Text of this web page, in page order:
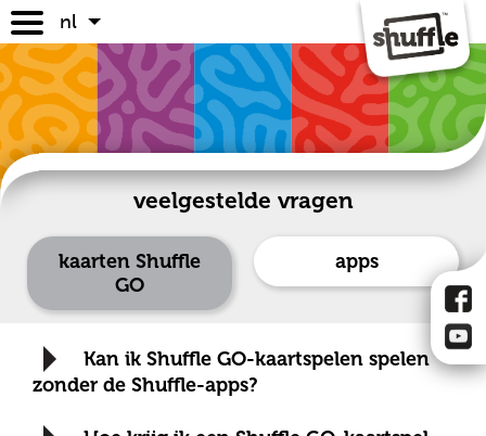
spellen
spelregels
waar te koop
nl
veelgestelde vragen
kaarten Shuffle
GO
apps
Kan ik Shuffle GO-kaartspelen spelen
zonder de Shuffle-apps?